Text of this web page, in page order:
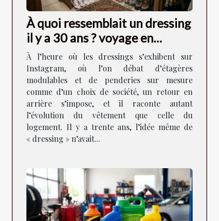
À quoi ressemblait un dressing
il y a 30 ans ? voyage en
images
À l’heure où les dressings s’exhibent sur
Instagram, où l’on débat d’étagères
modulables et de penderies sur mesure
comme d’un choix de société, un retour en
arrière s’impose, et il raconte autant
l’évolution du vêtement que celle du
logement. Il y a trente ans, l’idée même de
« dressing » n’avait...